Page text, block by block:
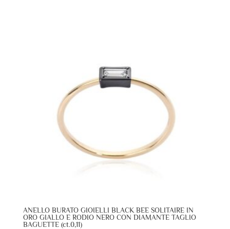
ANELLO BURATO GIOIELLI BLACK BEE SOLITAIRE IN
ORO GIALLO E RODIO NERO CON DIAMANTE TAGLIO
BAGUETTE (ct.0,11)